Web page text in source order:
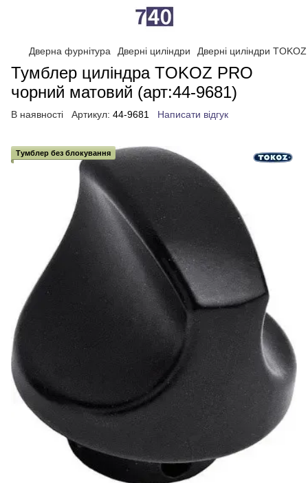
Дверна фурнітура Дверні циліндри Дверні циліндри TOKOZ
Тумблер циліндра TOKOZ PRO
чорний матовий (арт:44-9681)
В наявності Артикул: 44-9681 Написати відгук
Тумблер без блокування